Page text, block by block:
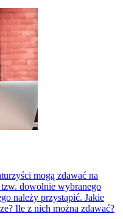
jawnych.
mogą zdawać na
dowolnie wybranego
należy przystąpić. Jakie
Ile z nich można zdawać?